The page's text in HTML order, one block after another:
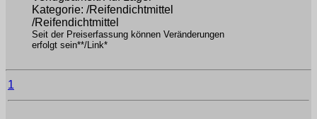
Kategorie: /Reifendichtmittel
/Reifendichtmittel
Seit der Preiserfassung können Veränderungen
erfolgt sein**/Link*
1